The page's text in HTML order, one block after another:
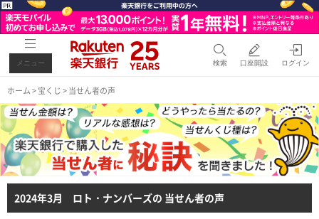
メニュー 検索 口座開設 ログイン
ホーム>宝くじ> 当せん者の声
2024年3月 ロト・ナンバーズの 当せん者の声